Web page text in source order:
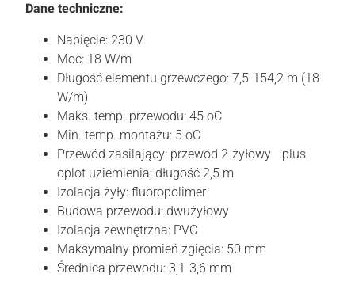
Dane techniczne:
Napięcie: 230 V
Moc: 18 W/m
Długość elementu grzewczego: 7,5-154,2 m (18
W/m)
Maks. temp. przewodu: 45 oC
Min. temp. montażu: 5 oC
Przewód zasilający: przewód 2-żyłowy plus
oplot uziemienia; długość 2,5 m
Izolacja żyły: fluoropolimer
Budowa przewodu: dwużyłowy
Izolacja zewnętrzna: PVC
Maksymalny promień zgięcia: 50 mm
Średnica przewodu: 3,1-3,6 mm